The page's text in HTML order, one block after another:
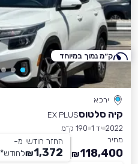
ירכא
קיה סלטוסEX PLUS
2022 יד 1
190 ק״מ
מחיר
118,400
₪
החזר חודשי מ-
1,372
₪לחודש*
ק״מ נמוך במיוחד